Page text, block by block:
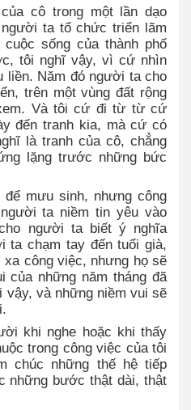
cô trong một lần dạo
ta tổ chức triển lãm
sống của thành phố
tôi nghĩ vậy, vì cứ nhìn
liền. Năm đó người ta cho
trên một vùng đất rộng
Và tôi cứ đi từ từ cứ
đến tranh kia, mà cứ có
là tranh của cô, chẳng
lặng trước những bức
mưu sinh, nhưng công
ta niềm tin yêu vào
người ta biết ý nghĩa
ta chạm tay đến tuổi già,
công việc, nhưng họ sẽ
của những năm tháng đã
và những niềm vui sẽ
khi nghe hoặc khi thấy
trong công việc của tôi
chúc những thế hệ tiếp
những bước thật dài, thật